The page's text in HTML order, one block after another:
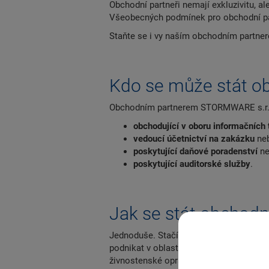
Obchodní partneři nemají exkluzivitu,
Všeobecných podmínek pro obchodní
Staňte se i vy naším obchodním
Kdo se může stát
Obchodním partnerem STORMWARE
obchodující v oboru
vedoucí účetnictví na zakázku
poskytující daňové poradenství
poskytující auditorské služby.
Jak se stát
Jednoduše. Stačí se zaregistrovat. Při
podnikat v oblasti nákupu zboží za
živnostenské oprávnění pro vedení